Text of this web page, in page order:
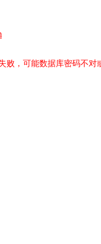
败，可能数据库密码不对